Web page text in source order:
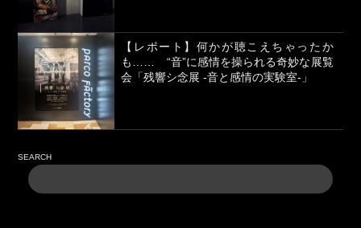
【レポート】何かが聴こえちゃったか
も…… “音”に感情を操られる奇妙な展覧
会「残響シ念展 -⾳と感情の実験室-」
SEARCH